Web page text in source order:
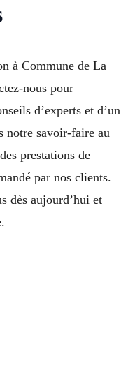
à Commune de La
nous pour
d’experts et d’un
notre savoir-faire au
prestations de
par nos clients.
dès aujourd’hui et